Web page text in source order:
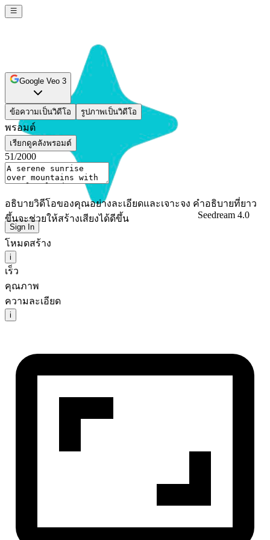
Seedream 4.0
Sign In
Google Veo 3
ข้อความเป็นวิดีโอ รูปภาพเป็นวิดีโอ
พรอมต์
เรียกดูคลังพรอมต์
51/2000
อธิบายวิดีโอของคุณอย่างละเอียดและเจาะจง คำอธิบายที่ยาว
ขึ้นจะช่วยให้สร้างเสียงได้ดีขึ้น
โหมดสร้าง
i
เร็ว
คุณภาพ
ความละเอียด
i